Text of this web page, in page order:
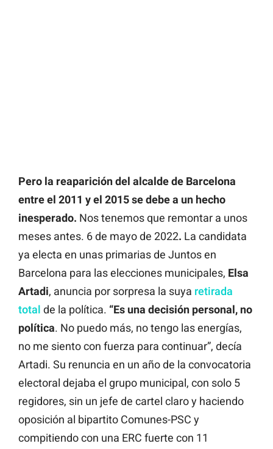
Pero la reaparición del alcalde de Barcelona
entre el 2011 y el 2015 se debe a un hecho
inesperado. Nos tenemos que remontar a unos
meses antes. 6 de mayo de 2022. La candidata
ya electa en unas primarias de Juntos en
Barcelona para las elecciones municipales, Elsa
Artadi, anuncia por sorpresa la suya retirada
total de la política. “Es una decisión personal, no
política. No puedo más, no tengo las energías,
no me siento con fuerza para continuar”, decía
Artadi. Su renuncia en un año de la convocatoria
electoral dejaba el grupo municipal, con solo 5
regidores, sin un jefe de cartel claro y haciendo
oposición al bipartito Comunes-PSC y
compitiendo con una ERC fuerte con 11